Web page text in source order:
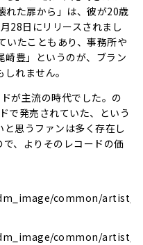
れた扉から」は、彼が20歳
28日にリリースされまし
いたこともあり、事務所や
崎豊」というのが、ブラン
れません。
が主流の時代でした。の
で発売されていた、という
思うファンは多く存在し
、よりそのレコードの価
common/
common/